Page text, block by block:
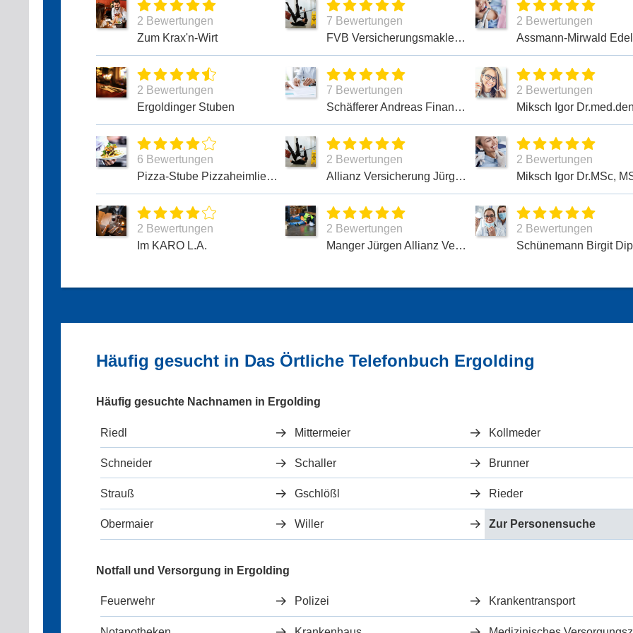
2 Bewertungen
Zum Krax'n-Wirt
2 Bewertungen
Ergoldinger Stuben
6 Bewertungen
Pizza-Stube Pizzaheimlieferservice
2 Bewertungen
Im KARO L.A.
7 Bewertungen
FVB Versicherungsmakler Andreas Schäfferer
7 Bewertungen
Schäfferer Andreas Finanz- und Versicherungsmakler
2 Bewertungen
Allianz Versicherung Jürgen Manger Generalvertretung in Ergolding
2 Bewertungen
Manger Jürgen Allianz Versicherung
2 Bewertungen
2 Bewertungen
2 Bewertungen
Miksch Igor Dr.MSc,
2 Bewertungen
Häufig gesucht in Das Örtliche Telefonbuch Ergolding
Häufig gesuchte Nachnamen in Ergolding
Riedl Mittermeier Kollmeder
Schneider Schaller Brunner
Strauß Gschlößl Rieder
Obermaier Willer Zur Personensuche
Notfall und Versorgung in Ergolding
Feuerwehr Polizei Krankentransport